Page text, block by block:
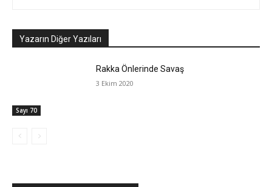
Yazarın Diğer Yazıları
Sayı 70
Rakka Önlerinde Savaş
3 Ekim 2020